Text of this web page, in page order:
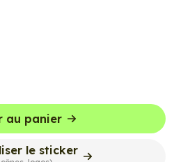
au panier
le sticker